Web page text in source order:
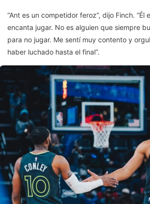
“Ant es un competidor feroz”, dijo Finch. “Él
encanta jugar. No es alguien que siempre
para no jugar. Me sentí muy contento y
haber luchado hasta el final”.